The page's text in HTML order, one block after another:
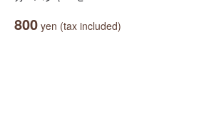
800 yen (tax included)